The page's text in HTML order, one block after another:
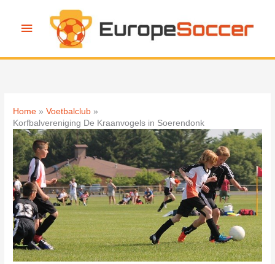
Hoofdmenu
Home
Voetbalclub
Korfbalvereniging De Kraanvogels in Soerendonk